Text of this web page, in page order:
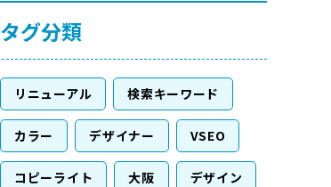
タグ分類
リニューアル 検索キーワード
カラー デザイナー VSEO
コピーライト 大阪 デザイン